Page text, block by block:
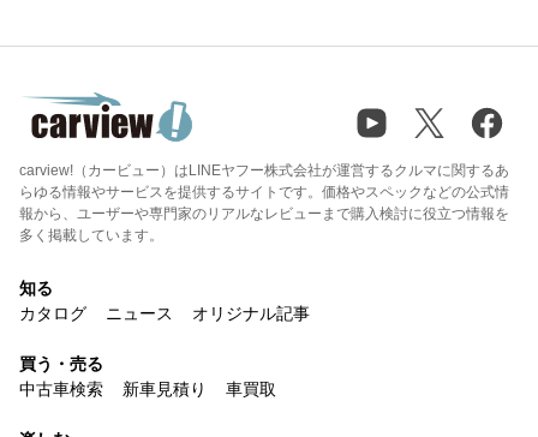
carview!（カービュー）はLINEヤフー株式会社が運営するクルマに関するあ
らゆる情報やサービスを提供するサイトです。価格やスペックなどの公式情
報から、ユーザーや専門家のリアルなレビューまで購入検討に役立つ情報を
多く掲載しています。
知る
カタログ
ニュース オリジナル記事
買う・売る
中古車検索
新車見積り 車買取